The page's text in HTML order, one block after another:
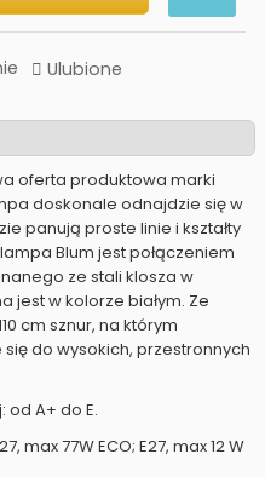
Ulubione
oferta produktowa marki
doskonale odnajdzie się w
panują proste linie i kształty
Blum jest połączeniem
ze stali klosza w
jest w kolorze białym. Ze
cm sznur, na którym
do wysokich, przestronnych
A+ do E.
max 77W ECO; E27, max 12 W